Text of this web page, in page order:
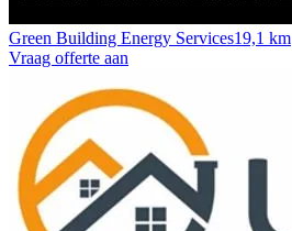
Green Building Energy Services19,1 km
Vraag offerte aan